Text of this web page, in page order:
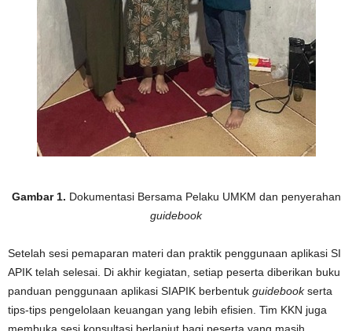
Gambar 1. Dokumentasi Bersama Pelaku UMKM dan penyerahan
guidebook
Setelah sesi pemaparan materi dan praktik penggunaan aplikasi SI
APIK telah selesai. Di akhir kegiatan, setiap peserta diberikan buku
panduan penggunaan aplikasi SIAPIK berbentuk guidebookserta
tips-tips pengelolaan keuangan yang lebih efisien. Tim KKN juga